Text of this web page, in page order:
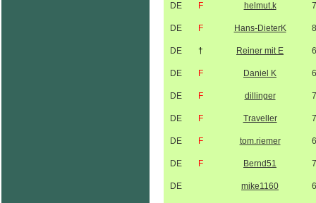
DE F helmut.k
DE F Hans-DieterK
DE † Reiner mit E
DE F Daniel K
DE F dillinger
DE F Traveller
DE F tom.riemer
DE F Bernd51
DE mike1160